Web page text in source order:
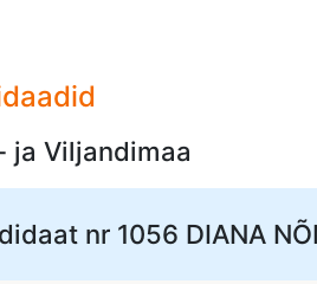
ja Viljandimaa
nr 1056 DIANA